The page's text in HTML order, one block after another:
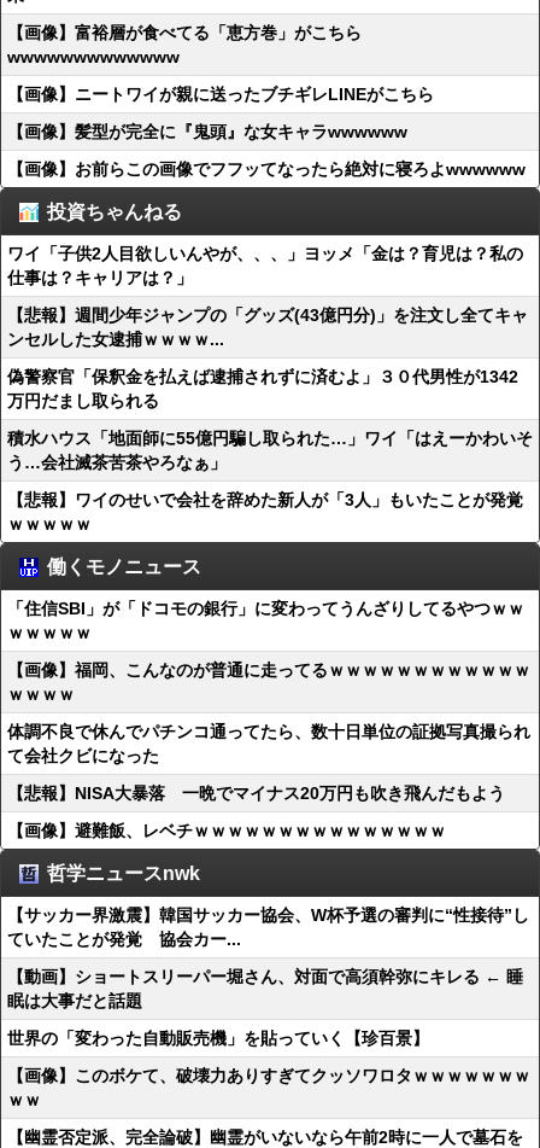
【画像】富裕層が食べてる「恵方巻」がこちら
wwwwwwwwwwwww
【画像】ニートワイが親に送ったブチギレLINEがこちら
【画像】髪型が完全に『鬼頭』な女キャラwwwwww
【画像】お前らこの画像でフフッてなったら絶対に寝ろよwwwwww
投資ちゃんねる
ワイ「子供2人目欲しいんやが、、、」ヨッメ「金は？育児は？私の
仕事は？キャリアは？」
【悲報】週間少年ジャンプの「グッズ(43億円分)」を注文し全てキャ
ンセルした女逮捕ｗｗｗｗ...
偽警察官「保釈金を払えば逮捕されずに済むよ」３０代男性が1342
万円だまし取られる
積水ハウス「地面師に55億円騙し取られた…」ワイ「はえーかわいそ
う…会社滅茶苦茶やろなぁ」
【悲報】ワイのせいで会社を辞めた新人が「3人」もいたことが発覚
ｗｗｗｗｗ
働くモノニュース
「住信SBI」が「ドコモの銀行」に変わってうんざりしてるやつｗｗ
ｗｗｗｗｗ
【画像】福岡、こんなのが普通に走ってるｗｗｗｗｗｗｗｗｗｗｗｗ
ｗｗｗｗ
体調不良で休んでパチンコ通ってたら、数十日単位の証拠写真撮られ
て会社クビになった
【悲報】NISA大暴落 一晩でマイナス20万円も吹き飛んだもよう
【画像】避難飯、レベチｗｗｗｗｗｗｗｗｗｗｗｗｗｗｗ
哲学ニュースnwk
【サッカー界激震】韓国サッカー協会、W杯予選の審判に“性接待”し
ていたことが発覚 協会カー...
【動画】ショートスリーパー堀さん、対面で高須幹弥にキレる ← 睡
眠は大事だと話題
世界の「変わった自動販売機」を貼っていく【珍百景】
【画像】このボケて、破壊力ありすぎてクッソワロタｗｗｗｗｗｗｗ
ｗｗ
【幽霊否定派、完全論破】幽霊がいないなら午前2時に一人で墓石を